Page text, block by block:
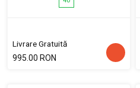
Livrare Gratuită
995.00 RON